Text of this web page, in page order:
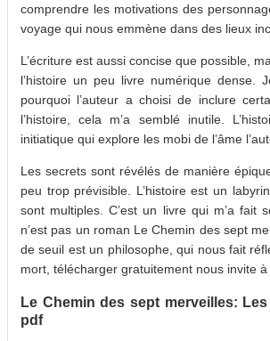
comprendre les motivations des
voyage qui nous emmène dans des lieux
L’écriture est aussi concise que possible,
l’histoire un peu livre numérique dense.
pourquoi l’auteur a choisi de inclure
l’histoire, cela m’a semblé inutile.
initiatique qui explore les mobi de l’âme
Les secrets sont révélés de manière
peu trop prévisible. L’histoire est un
sont multiples. C’est un livre qui m’a fait
n’est pas un roman Le Chemin des sept
de seuil est un philosophe, qui nous fait
mort, télécharger gratuitement nous invite à
Le Chemin des sept merveilles:
pdf